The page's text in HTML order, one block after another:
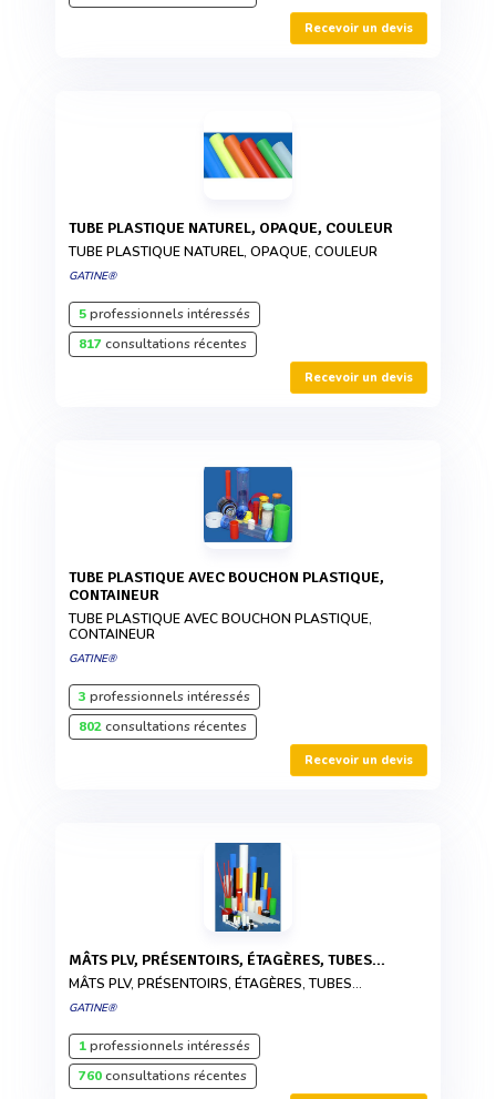
Recevoir un devis
TUBE PLASTIQUE NATUREL, OPAQUE, COULEUR
TUBE PLASTIQUE NATUREL, OPAQUE, COULEUR
GATINE®
5professionnels intéressés
817consultations récentes
Recevoir un devis
TUBE PLASTIQUE AVEC BOUCHON PLASTIQUE,
CONTAINEUR
TUBE PLASTIQUE AVEC BOUCHON PLASTIQUE,
CONTAINEUR
GATINE®
3 professionnels intéressés
802consultations récentes
Recevoir un devis
MÂTS PLV, PRÉSENTOIRS, ÉTAGÈRES, TUBES...
MÂTS PLV, PRÉSENTOIRS, ÉTAGÈRES, TUBES...
GATINE®
1professionnels intéressés
760consultations récentes